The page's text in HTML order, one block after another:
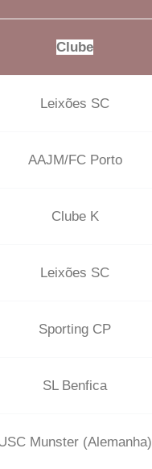
Clube
Leixões SC
AAJM/FC Porto
Clube K
Leixões SC
Sporting CP
SL Benfica
Munster (Alemanha)